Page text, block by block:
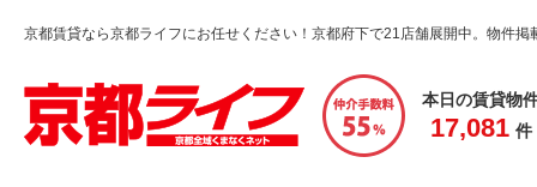
京都賃貸なら京都ライフにお任せください！京都府下で21店舗展開中。物件掲
本日の賃貸物
17,081 件